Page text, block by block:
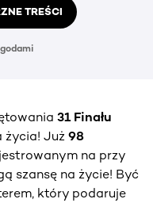
TREŚCI
31 Finału
życia! Już 98
na przy
szansę na życie! Być
który podaruje